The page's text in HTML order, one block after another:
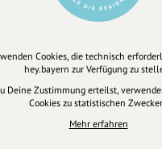
Cookies, die technisch
hey.bayern zur Verfügung zu
Deine Zustimmung erteilst,
Cookies zu statistischen
Mehr erfahren